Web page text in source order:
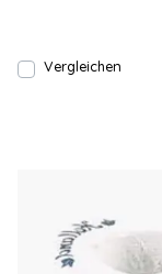
Vergleichen